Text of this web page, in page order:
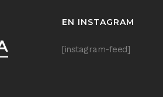
EN INSTAGRAM
[instagram-feed]